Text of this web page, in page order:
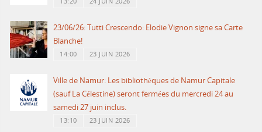
23/06/26: Tutti Crescendo: Elodie Vignon signe sa Carte
Blanche!
14:00 23 JUIN 2026
Ville de Namur: Les bibliothèques de Namur Capitale
(sauf La Célestine) seront fermées du mercredi 24 au
samedi 27 juin inclus.
13:10 23 JUIN 2026